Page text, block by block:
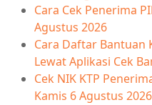
Cara Cek Penerima
Agustus 2026
Cara Daftar Bantuan
Lewat Aplikasi Cek
Cek NIK KTP
Kamis 6 Agustus